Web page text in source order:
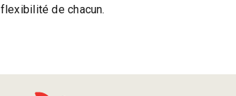
flexibilité de chacun.